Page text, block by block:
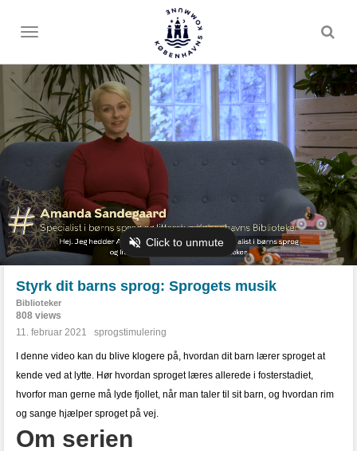
Toggle
Styrk dit barns sprog: Sprogets musik
Biblioteker
808 views
11. februar 2021
sprogstimulering
I denne video kan du blive klogere på, hvordan dit barn lærer sproget at
kende ved at lytte. Hør hvordan sproget læres allerede i fosterstadiet,
hvorfor man gerne må lyde fjollet, når man taler til sit barn, og hvordan rim
og sange hjælper sproget på vej.
Om serien